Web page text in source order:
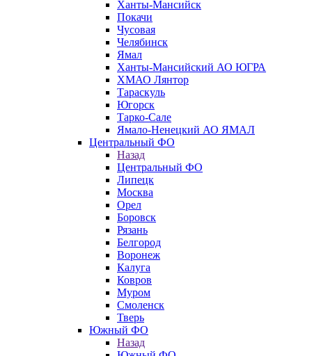
Ханты-Мансийск
Покачи
Чусовая
Челябинск
Ямал
Ханты-Мансийский АО ЮГРА
ХМАО Лянтор
Тараскуль
Югорск
Тарко-Сале
Ямало-Ненецкий АО ЯМАЛ
Центральный ФО
Назад
Центральный ФО
Липецк
Москва
Орел
Боровск
Рязань
Белгород
Воронеж
Калуга
Ковров
Муром
Смоленск
Тверь
Южный ФО
Назад